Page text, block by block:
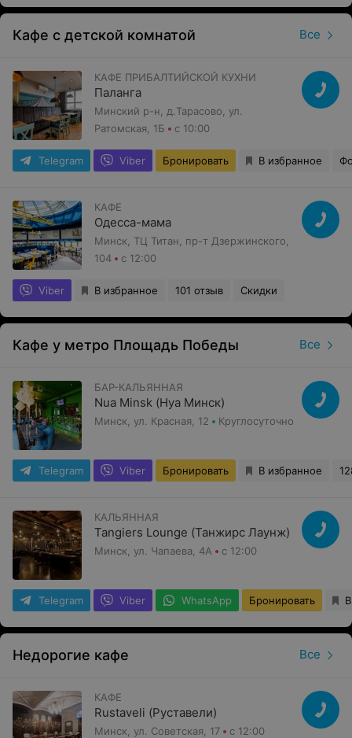
Кафе с детской комнатой Все
КАФЕ ПРИБАЛТИЙСКОЙ КУХНИ
Паланга
Минский р-н, д.Тарасово, ул.
Ратомская, 1Б
с 10:00
Telegram Viber Бронировать В избранное
КАФЕ
Одесса-мама
Минск, ТЦ Титан, пр-т Дзержинского,
104
с 12:00
Viber В избранное 101 отзыв Скидки
Кафе у метро Площадь Победы Все
БАР-КАЛЬЯННАЯ
Nua Minsk (Нуа Минск)
Минск, ул. Красная, 12 Круглосуточно
Telegram Viber Бронировать В избранное
КАЛЬЯННАЯ
Tangiers Lounge (Танжирс Лаунж)
Минск, ул. Чапаева, 4А с 12:00
Telegram Viber WhatsApp Бронировать
Недорогие кафе Все
КАФЕ
Rustaveli (Руставели)
Минск, ул. Советская, 17 с 12:00